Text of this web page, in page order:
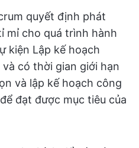
quyết định phát
mỉ cho quá trình hành
kiện Lập kế hoạch
có thời gian giới hạn
và lập kế hoạch công
đạt được mục tiêu của